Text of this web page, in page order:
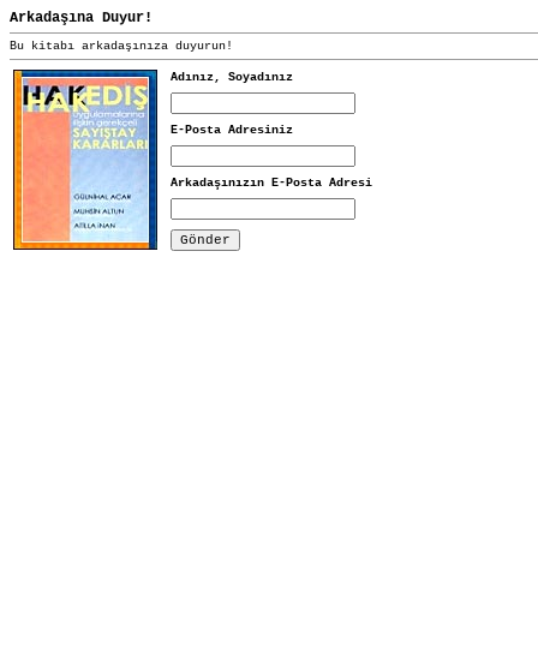
Arkadaşına Duyur!
Bu kitabı arkadaşınıza duyurun!
Adınız, Soyadınız
E-Posta Adresiniz
Arkadaşınızın E-Posta Adresi